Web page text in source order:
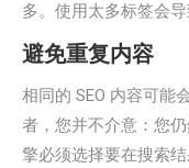
多。使用太多标签会
避免重复内容
相同的 SEO 内容可能
者，您并不介意：您
擎必须选择要在搜索